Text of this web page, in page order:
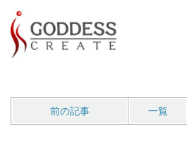
前の記事 一覧